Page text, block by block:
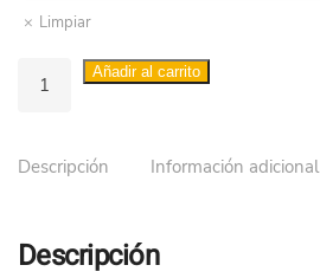
Limpiar
multi
Añadir al carrito
Descripción Información adicional
Descripción